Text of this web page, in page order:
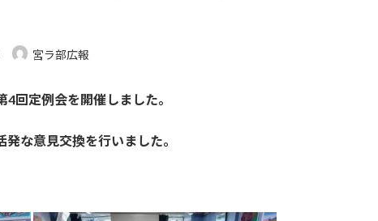
宮ラ部広報
回定例会を開催しました。
な意見交換を行いました。